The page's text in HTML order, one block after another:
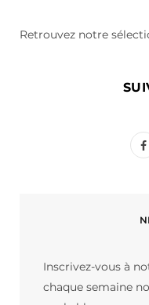
Retrouvez notre
F
Inscrivez-vous à
chaque semaine